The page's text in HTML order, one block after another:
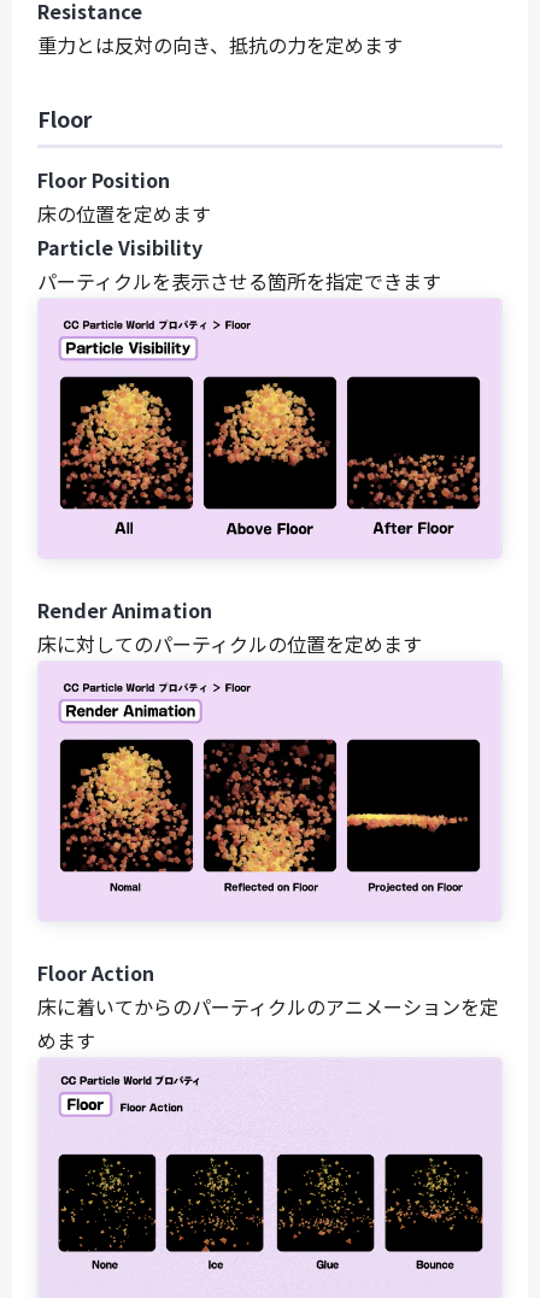
Resistance
重力とは反対の向き、抵抗の力を定めます
Floor
Floor Position
床の位置を定めます
Particle Visibility
パーティクルを表示させる箇所を指定できます
Render Animation
床に対してのパーティクルの位置を定めます
Floor Action
床に着いてからのパーティクルのアニメーションを定
めます